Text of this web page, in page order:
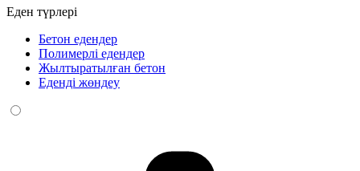
Еден түрлері
Бетон едендер
Полимерлі едендер
Жылтыратылған бетон
Еденді жөндеу